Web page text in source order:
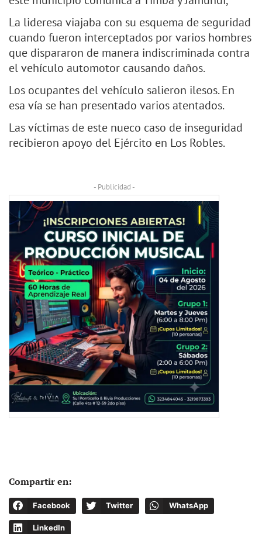
La lideresa viajaba con su esquema de seguridad
cuando fueron interceptados por varios hombres
que dispararon de manera indiscriminada contra
el vehículo automotor causando daños.
Los ocupantes del vehículo salieron ilesos. En
esa vía se han presentado varios atentados.
Las víctimas de este nueco caso de inseguridad
recibieron apoyo del Ejército en Los Robles.
- Publicidad -
Compartir en:
Facebook Twitter WhatsApp
LinkedIn